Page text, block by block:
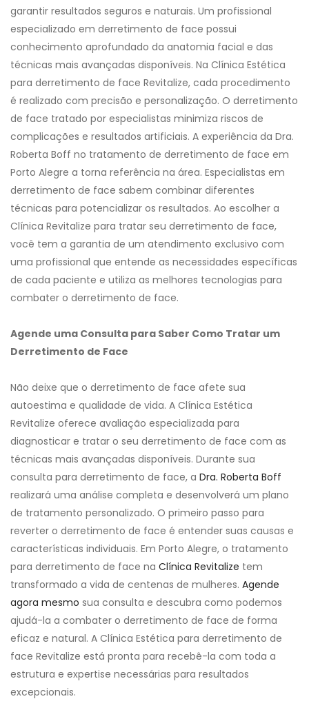
garantir resultados seguros e naturais. Um profissional
especializado em derretimento de face possui
conhecimento aprofundado da anatomia facial e das
técnicas mais avançadas disponíveis. Na Clínica Estética
para derretimento de face Revitalize, cada procedimento
é realizado com precisão e personalização. O derretimento
de face tratado por especialistas minimiza riscos de
complicações e resultados artificiais. A experiência da Dra.
Roberta Boff no tratamento de derretimento de face em
Porto Alegre a torna referência na área. Especialistas em
derretimento de face sabem combinar diferentes
técnicas para potencializar os resultados. Ao escolher a
Clínica Revitalize para tratar seu derretimento de face,
você tem a garantia de um atendimento exclusivo com
uma profissional que entende as necessidades específicas
de cada paciente e utiliza as melhores tecnologias para
combater o derretimento de face.
Agende uma Consulta para Saber Como Tratar um
Derretimento de Face
Não deixe que o derretimento de face afete sua
autoestima e qualidade de vida. A Clínica Estética
Revitalize oferece avaliação especializada para
diagnosticar e tratar o seu derretimento de face com as
técnicas mais avançadas disponíveis. Durante sua
consulta para derretimento de face, a Dra. Roberta Boff
realizará uma análise completa e desenvolverá um plano
de tratamento personalizado. O primeiro passo para
reverter o derretimento de face é entender suas causas e
características individuais. Em Porto Alegre, o tratamento
para derretimento de face na Clínica Revitalize tem
transformado a vida de centenas de mulheres. Agende
agora mesmo sua consulta e descubra como podemos
ajudá-la a combater o derretimento de face de forma
eficaz e natural. A Clínica Estética para derretimento de
face Revitalize está pronta para recebê-la com toda a
estrutura e expertise necessárias para resultados
excepcionais.